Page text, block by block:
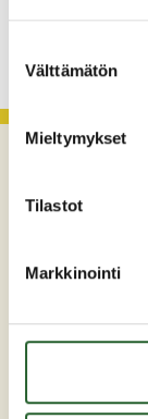
valinta
Välttämätön
Mieltymykset
Tilastot
Markkinointi